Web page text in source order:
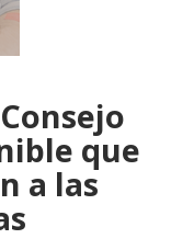
que
a las